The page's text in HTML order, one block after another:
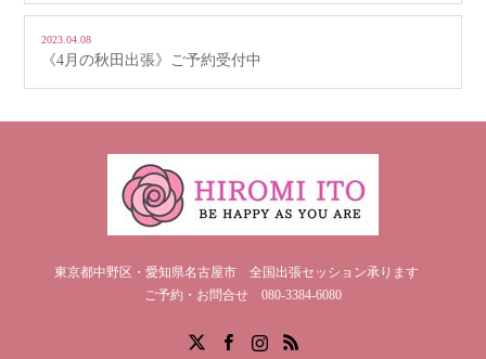
2023.04.08
《4月の秋田出張》ご予約受付中
東京都中野区・愛知県名古屋市 全国出張セッション承ります
ご予約・お問合せ 080-3384-6080
RSS